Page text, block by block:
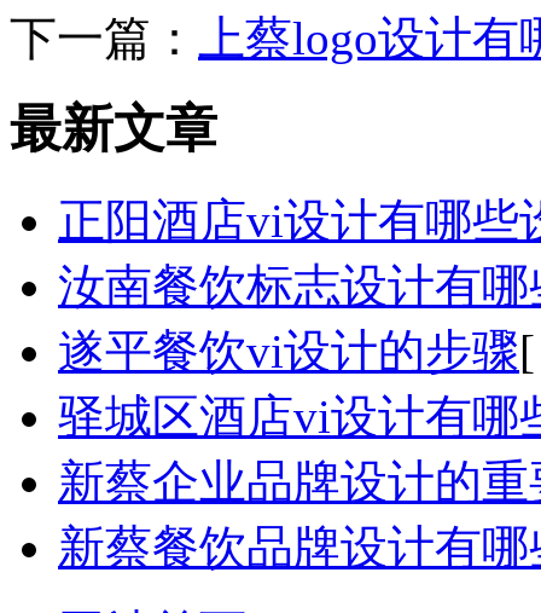
下一篇：
上蔡logo设计
最新文章
正阳酒店vi设计有哪些
汝南餐饮标志设计有
遂平餐饮vi设计的步骤
驿城区酒店vi设计有哪
新蔡企业品牌设计的重
新蔡餐饮品牌设计有